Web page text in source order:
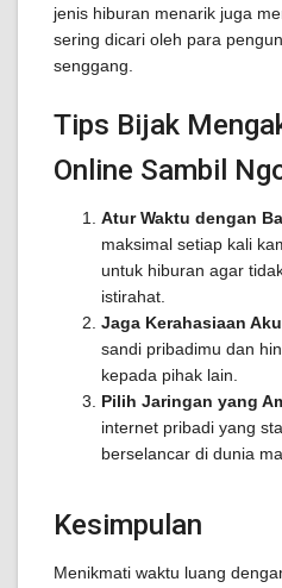
jenis hiburan menarik juga
sering dicari oleh para
senggang.
Tips Bijak
Online Sambil
Atur Waktu dengan
maksimal setiap kali
untuk hiburan agar
istirahat.
Jaga Kerahasiaan
sandi pribadimu dan
kepada pihak lain.
Pilih Jaringan yang
internet pribadi yang
berselancar di dunia
Kesimpulan
Menikmati waktu luang